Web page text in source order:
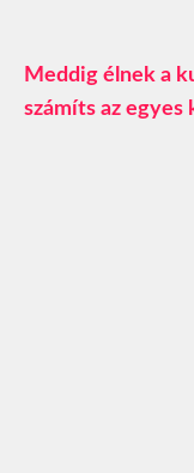
Meddig élnek a
számíts az egyes